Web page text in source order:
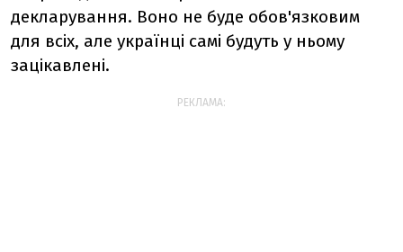
декларування. Воно не буде обов'язковим
для всіх, але українці самі будуть у ньому
зацікавлені.
РЕКЛАМА: